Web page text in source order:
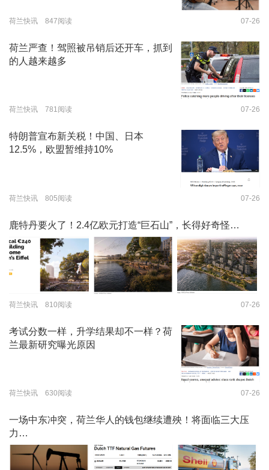
荷兰快讯 847阅读 07-26
荷兰严查！驾照被吊销后还开车，抓到
的人越来越多
荷兰快讯 781阅读 07-26
特朗普宣布新关税！中国、日本
12.5%，欧盟暂维持10%
荷兰快讯 805阅读 07-26
鹿特丹要火了！2.4亿欧元打造“巨石山”，长得好奇怪…
荷兰快讯 810阅读 07-26
考试分数一样，升学结果却不一样？荷
兰最新研究曝光原因
荷兰快讯 630阅读 07-26
一场中东冲突，荷兰华人的钱包继续遭殃！将面临三大压
力…